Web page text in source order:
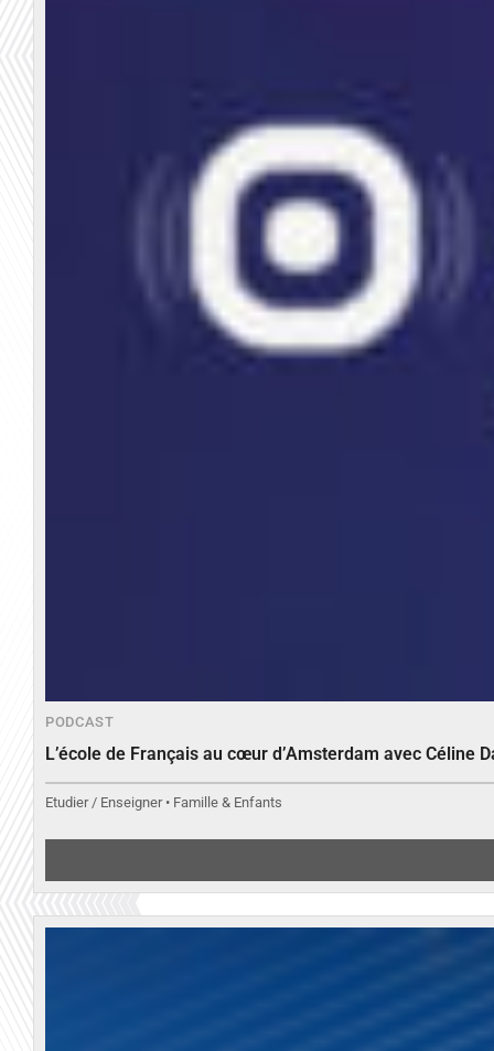
PODCAST
L’école de Français au cœur d’Amsterdam avec Céline
Etudier / Enseigner • Famille & Enfants